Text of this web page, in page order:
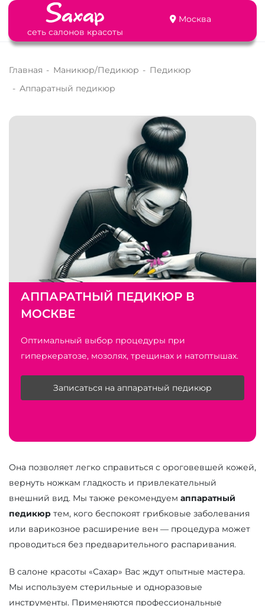
сеть салонов красоты
Москва
Главная - Маникюр/Педикюр - Педикюр
- Аппаратный педикюр
АППАРАТНЫЙ ПЕДИКЮР В
МОСКВЕ
Оптимальный выбор процедуры при
гиперкератозе, мозолях, трещинах и натоптышах.
Записаться на аппаратный педикюр
Она позволяет легко справиться с ороговевшей кожей,
вернуть ножкам гладкость и привлекательный
внешний вид. Мы также рекомендуем аппаратный
педикюр тем, кого беспокоят грибковые заболевания
или варикозное расширение вен — процедура может
проводиться без предварительного распаривания.
В салоне красоты «Сахар» Вас ждут опытные мастера.
Мы используем стерильные и одноразовые
инструменты. Применяются профессиональные